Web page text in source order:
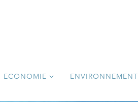
ECONOMIE ENVIRONNEMENT